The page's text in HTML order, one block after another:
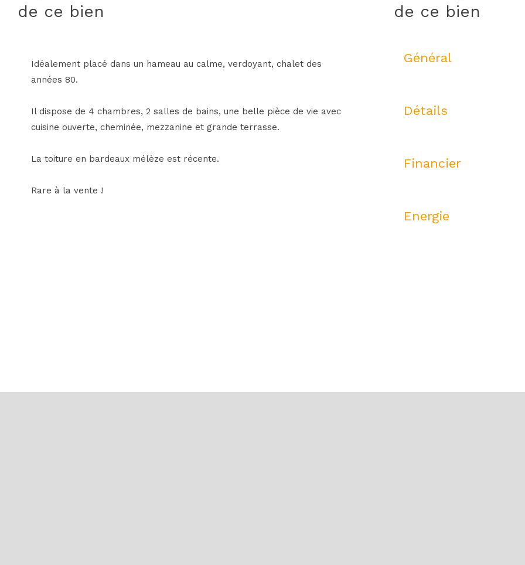
de ce bien
Idéalement placé dans un hameau au calme, verdoyant, chalet des
années 80.
Il dispose de 4 chambres, 2 salles de bains, une belle pièce de vie avec
cuisine ouverte, cheminée, mezzanine et grande terrasse.
La toiture en bardeaux mélèze est récente.
Rare à la vente !
de ce bien
Général
Détails
Financier
Energie